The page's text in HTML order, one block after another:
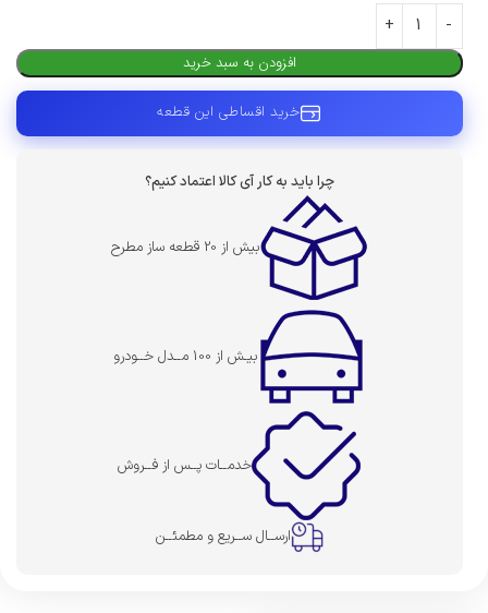
افزودن به سبد خرید
خرید اقساطی این قطعه
چرا باید به کار آی کالا اعتماد کنیم؟
بیش از 20 قطعه ساز مطرح
بیـش از 100 مــدل خــودرو
خدمــات پــس از فــروش
ارســال ســریع و مطمئــن